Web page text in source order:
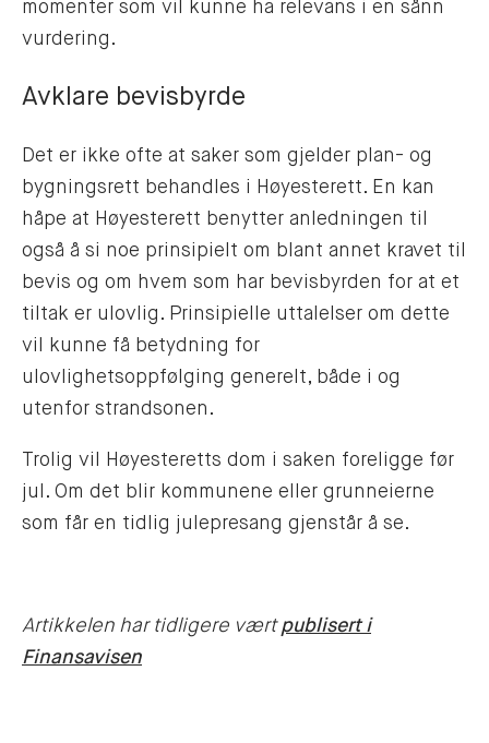
momenter som vil kunne ha relevans i en sånn
vurdering.
Avklare bevisbyrde
Det er ikke ofte at saker som gjelder plan- og
bygningsrett behandles i Høyesterett. En kan
håpe at Høyesterett benytter anledningen til
også å si noe prinsipielt om blant annet kravet til
bevis og om hvem som har bevisbyrden for at et
tiltak er ulovlig. Prinsipielle uttalelser om dette
vil kunne få betydning for
ulovlighetsoppfølging generelt, både i og
utenfor strandsonen.
Trolig vil Høyesteretts dom i saken foreligge før
jul. Om det blir kommunene eller grunneierne
som får en tidlig julepresang gjenstår å se.
Artikkelen har tidligere værtpublisert i
Finansavisen